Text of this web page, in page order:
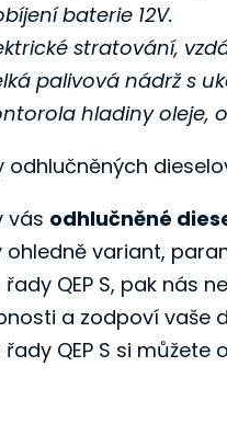
baterie 12V.
stratování,
palivová nádrž s
hladiny oleje,
odhlučněných
vás odhlučněné
ohledně variant,
QEP S, pak nás
a zodpoví vaše
QEP S si